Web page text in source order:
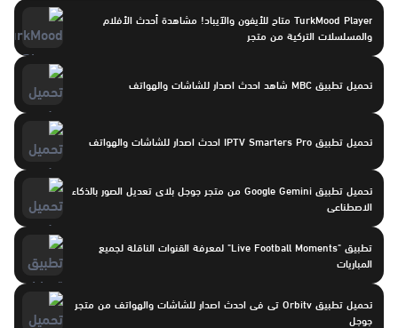
TurkMood Player متاح للأيفون والآيباد! مشاهدة أحدث الأفلام
والمسلسلات التركية من متجر
تحميل تطبيق MBC شاهد احدث اصدار للشاشات والهواتف
تحميل تطبيق IPTV Smarters Pro احدث اصدار للشاشات والهواتف
تحميل تطبيق Google Gemini من متجر جوجل بلاى تعديل الصور بالذكاء
الاصطناعى
تطبيق "Live Football Moments" لمعرفة القنوات الناقلة لجميع
المباريات
تحميل تطبيق Orbitv تى فى احدث اصدار للشاشات والهواتف من متجر
جوجل